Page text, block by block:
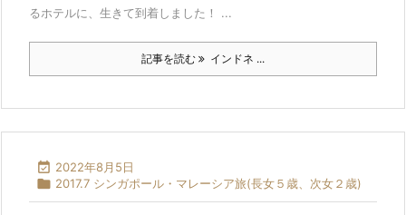
るホテルに、生きて到着しました！ ...
記事を読む インドネ ...
 2022年8月5日
 2017.7 シンガポール・マレーシア旅(長女５歳、次女２歳)